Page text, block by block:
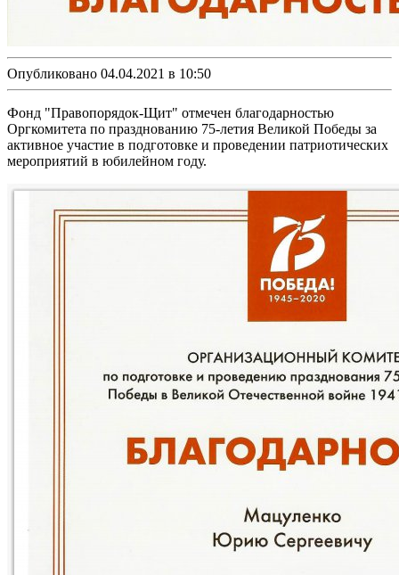
Опубликовано 04.04.2021 в 10:50
Фонд "Правопорядок-Щит" отмечен благодарностью
Оргкомитета по празднованию 75-летия Великой Победы за
активное участие в подготовке и проведении патриотических
мероприятий в юбилейном году.